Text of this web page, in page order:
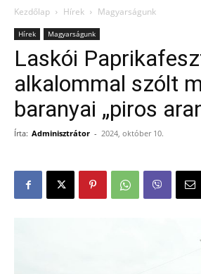
Kezdőlap Hírek Magyarságunk
Hírek Magyarságunk
Laskói
alkalommal szólt
baranyai „piros
Írta: Adminisztrátor - 2024, október 10.